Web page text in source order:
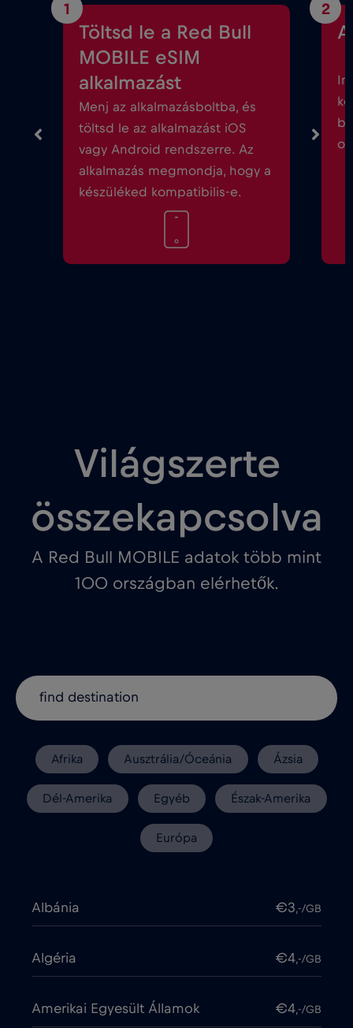
1
Töltsd le a Red Bull
MOBILE eSIM
alkalmazást
Menj az alkalmazásboltba, és
töltsd le az alkalmazást iOS
vagy Android rendszerre. Az
alkalmazás megmondja, hogy a
készüléked kompatibilis-e.
2
Világszerte
összekapcsolva
A Red Bull MOBILE adatok több mint
100 országban elérhetők.
Afrika Ausztrália/Óceánia Ázsia
Dél-Amerika Egyéb Észak-Amerika
Európa
Albánia €3,-/GB
Algéria €4,-/GB
Amerikai Egyesült Államok €4,-/GB